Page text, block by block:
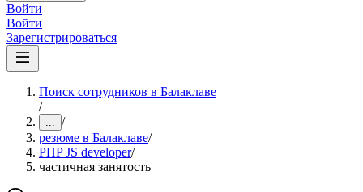
Войти
Войти
Зарегистрироваться
Поиск сотрудников в Балаклаве
/
... /
резюме в Балаклаве/
PHP JS developer/
частичная занятость